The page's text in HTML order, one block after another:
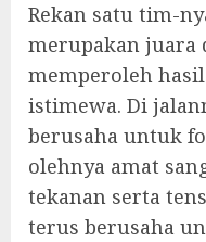
Rekan satu tim-
merupakan juara
memperoleh
istimewa. Di
berusaha untuk
olehnya amat
tekanan serta
terus berusaha